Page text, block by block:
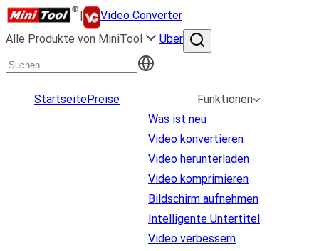
|
Video Converter
Alle Produkte von MiniTool
Über
StartseitePreise
Funktionen
Was ist neu
Video konvertieren
Video herunterladen
Video komprimieren
Bildschirm aufnehmen
Intelligente Untertitel
Video verbessern